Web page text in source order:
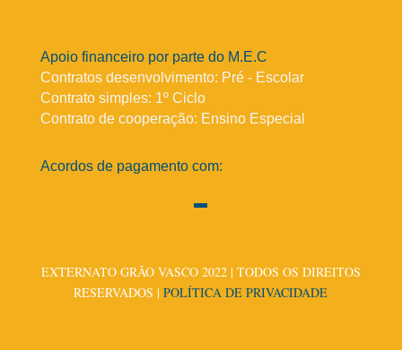
Apoio financeiro por parte do M.E.C
Contratos desenvolvimento: Pré - Escolar
Contrato simples: 1º Ciclo
Contrato de cooperação: Ensino Especial
Acordos de pagamento com:
EXTERNATO GRÃO VASCO 2022 | TODOS OS DIREITOS
RESERVADOS |POLÍTICA DE PRIVACIDADE